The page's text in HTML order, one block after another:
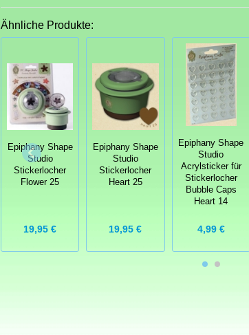
Ähnliche Produkte:
Epiphany Shape
Studio
Stickerlocher
Flower 25
19,95 €
Epiphany Shape
Studio
Stickerlocher
Heart 25
19,95 €
Epiphany Shape
Studio
Acrylsticker für
Stickerlocher
Bubble Caps
Heart 14
4,99 €